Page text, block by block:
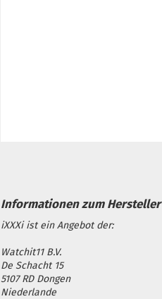
iXXXi ist ein Angebot der:
Watchit11 B.V.
De Schacht 15
5107 RD Dongen
Niederlande